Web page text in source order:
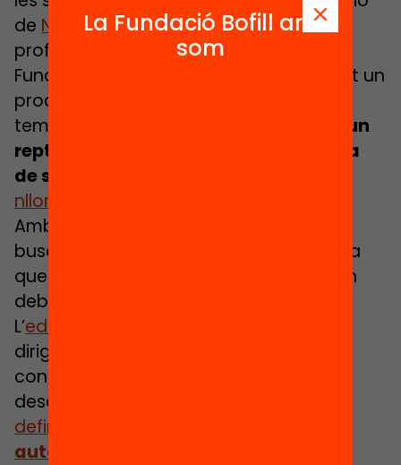
de Natalia Llorente, economista,
professora i actualment directora de la
Fundació Empieza por Educar, han obert un
procés de consulta i definició dels 10
temes.
Volem conèixer quin és per tu un
repte central i on creus que hi ha la via
de solució
nllorente@fbofill.cat
Amb la llista dels 10 temes, el director
buscarà 10 experts líders de temes per a
que elaborin un primer text que llanci un
debat en seminari.
L’edició 2015
dirigida per
consultar el
descarregar-vos cadascun dels
definits
autors en vídeo
La Fundació Bofill ara
som